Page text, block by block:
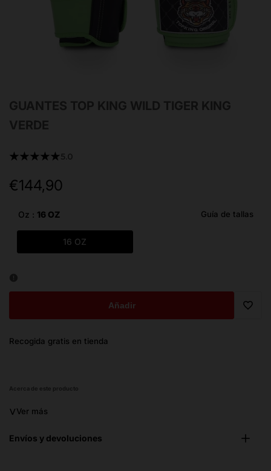
GUANTES TOP KING WILD TIGER KING
VERDE
★★★★★5.0
Precio
oferta
€144,90
Oz : 16 OZ Guía de tallas
16 OZ
Añadir
Recogida gratis en tienda
Acerca de este producto
˅Ver más
Envíos y devoluciones